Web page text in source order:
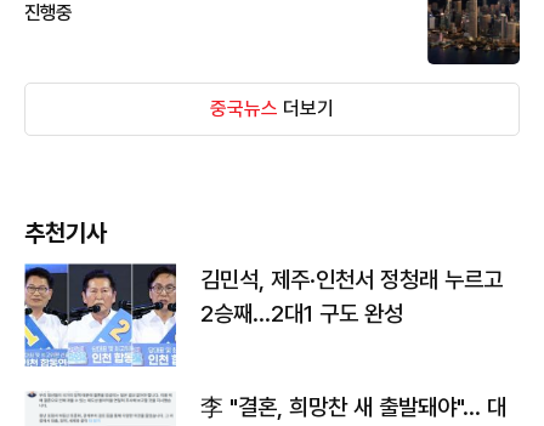
진행중
중국뉴스 더보기
추천기사
김민석, 제주·인천서 정청래 누르고
2승째…2대1 구도 완성
李 "결혼, 희망찬 새 출발돼야"… 대